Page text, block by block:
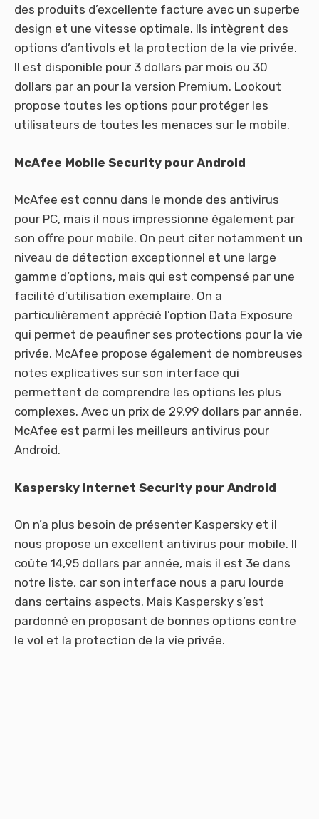
des produits d’excellente facture avec un superbe
design et une vitesse optimale. Ils intègrent des
options d’antivols et la protection de la vie privée.
Il est disponible pour 3 dollars par mois ou 30
dollars par an pour la version Premium. Lookout
propose toutes les options pour protéger les
utilisateurs de toutes les menaces sur le mobile.
McAfee Mobile Security pour Android
McAfee est connu dans le monde des antivirus
pour PC, mais il nous impressionne également par
son offre pour mobile. On peut citer notamment un
niveau de détection exceptionnel et une large
gamme d’options, mais qui est compensé par une
facilité d’utilisation exemplaire. On a
particulièrement apprécié l’option Data Exposure
qui permet de peaufiner ses protections pour la vie
privée. McAfee propose également de nombreuses
notes explicatives sur son interface qui
permettent de comprendre les options les plus
complexes. Avec un prix de 29,99 dollars par année,
McAfee est parmi les meilleurs antivirus pour
Android.
Kaspersky Internet Security pour Android
On n’a plus besoin de présenter Kaspersky et il
nous propose un excellent antivirus pour mobile. Il
coûte 14,95 dollars par année, mais il est 3e dans
notre liste, car son interface nous a paru lourde
dans certains aspects. Mais Kaspersky s’est
pardonné en proposant de bonnes options contre
le vol et la protection de la vie privée.